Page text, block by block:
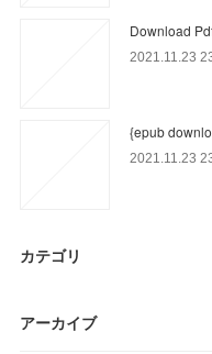
Download
2021.11.23
{epub
2021.11.23
カテゴリ
アーカイブ